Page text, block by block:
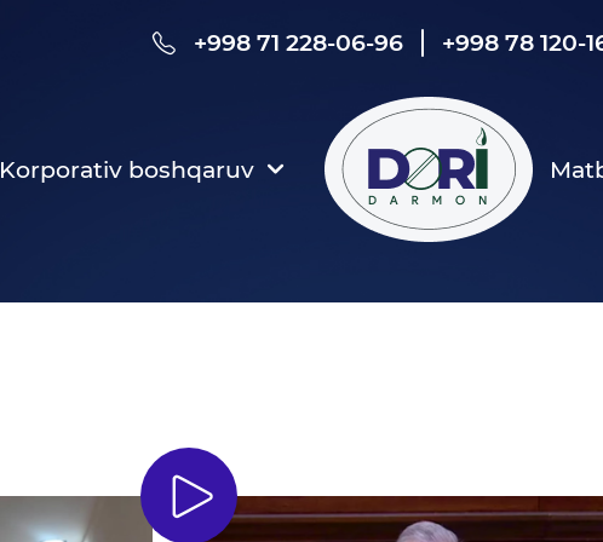
+998 71 228-06-96 +998 78 120-
Korporativ boshqaruv